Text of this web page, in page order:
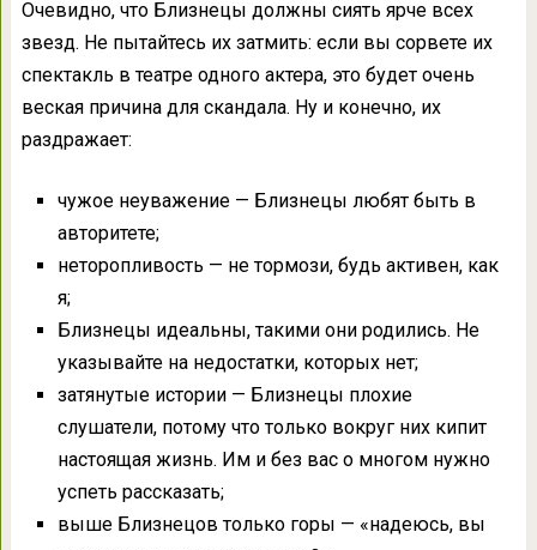
Очевидно, что Близнецы должны сиять ярче всех
звезд. Не пытайтесь их затмить: если вы сорвете их
спектакль в театре одного актера, это будет очень
веская причина для скандала. Ну и конечно, их
раздражает:
чужое неуважение — Близнецы любят быть в
авторитете;
неторопливость — не тормози, будь активен, как
я;
Близнецы идеальны, такими они родились. Не
указывайте на недостатки, которых нет;
затянутые истории — Близнецы плохие
слушатели, потому что только вокруг них кипит
настоящая жизнь. Им и без вас о многом нужно
успеть рассказать;
выше Близнецов только горы — «надеюсь, вы